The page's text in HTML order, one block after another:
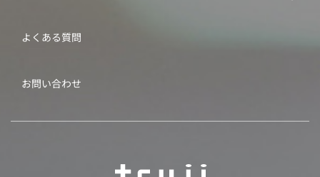
よくある質問
お問い合わせ